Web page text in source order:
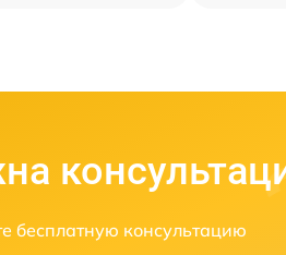
бесплатную консультацию